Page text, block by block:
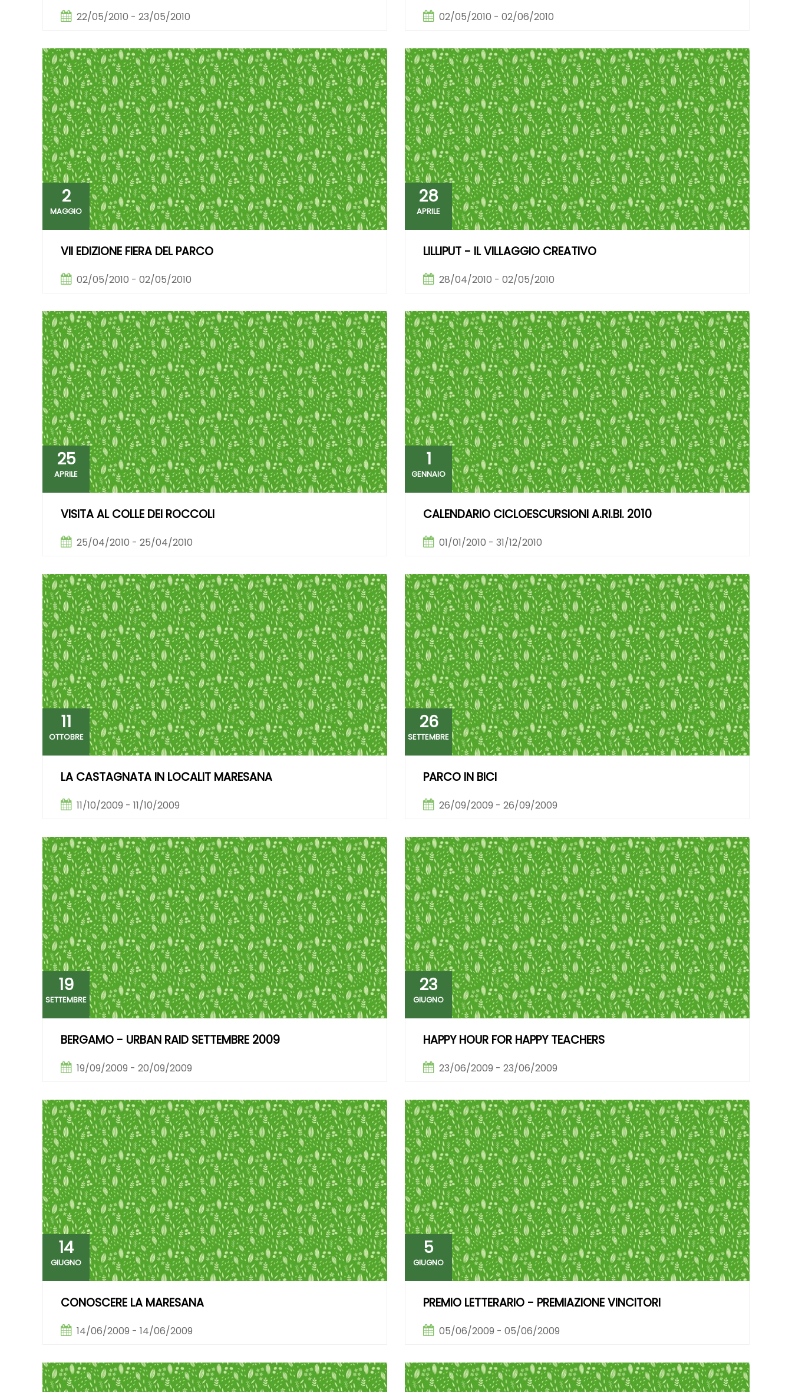
22/05/2010 - 23/05/2010 02/05/2010 - 02/06/2010
2
MAGGIO
VII EDIZIONE FIERA DEL PARCO
02/05/2010 - 02/05/2010
28
APRILE
LILLIPUT - IL VILLAGGIO CREATIVO
28/04/2010 - 02/05/2010
25
APRILE
VISITA AL COLLE DEI ROCCOLI
25/04/2010 - 25/04/2010
1
GENNAIO
CALENDARIO CICLOESCURSIONI A.RI.BI. 2010
01/01/2010 - 31/12/2010
11
OTTOBRE
LA CASTAGNATA IN LOCALIT MARESANA
11/10/2009 - 11/10/2009
26
SETTEMBRE
PARCO IN BICI
26/09/2009 - 26/09/2009
19
SETTEMBRE
BERGAMO - URBAN RAID SETTEMBRE 2009
19/09/2009 - 20/09/2009
23
GIUGNO
HAPPY HOUR FOR HAPPY TEACHERS
23/06/2009 - 23/06/2009
14
GIUGNO
CONOSCERE LA MARESANA
14/06/2009 - 14/06/2009
5
GIUGNO
PREMIO LETTERARIO - PREMIAZIONE VINCITORI
05/06/2009 - 05/06/2009